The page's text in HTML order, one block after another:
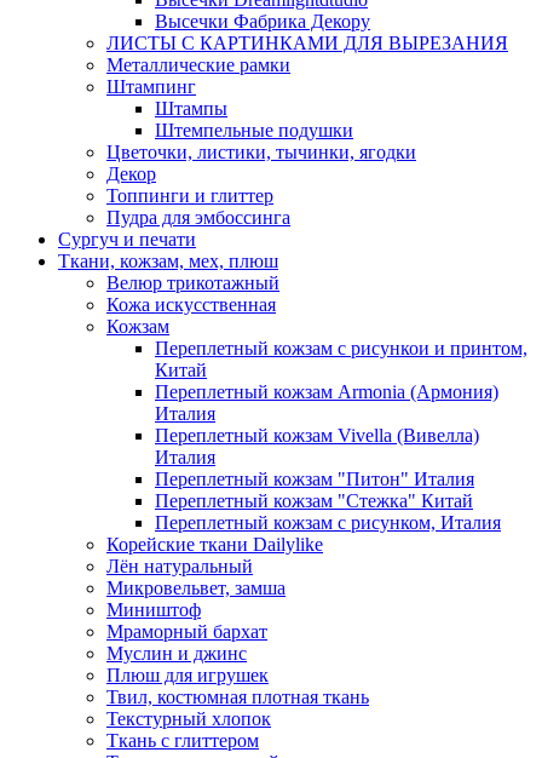
Высечки Фабрика Декору
ЛИСТЫ С КАРТИНКАМИ ДЛЯ ВЫРЕЗАНИЯ
Металлические рамки
Штампинг
Штампы
Штемпельные подушки
Цветочки, листики, тычинки, ягодки
Декор
Топпинги и глиттер
Пудра для эмбоссинга
Сургуч и печати
Ткани, кожзам, мех, плюш
Велюр трикотажный
Кожа искусственная
Кожзам
Переплетный кожзам с рисункои и принтом,
Китай
Переплетный кожзам Armonia (Армония)
Италия
Переплетный кожзам Vivella (Вивелла)
Италия
Переплетный кожзам "Питон" Италия
Переплетный кожзам "Стежка" Китай
Переплетный кожзам с рисунком, Италия
Корейские ткани Dailylike
Лён натуральный
Микровельвет, замша
Миништоф
Мраморный бархат
Муслин и джинс
Плюш для игрушек
Твил, костюмная плотная ткань
Текстурный хлопок
Ткань с глиттером